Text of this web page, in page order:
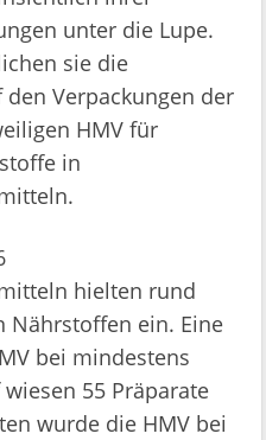
unter die Lupe.
sie die
Verpackungen der
HMV für
in
hielten rund
Nährstoffen ein. Eine
bei mindestens
55 Präparate
wurde die HMV bei